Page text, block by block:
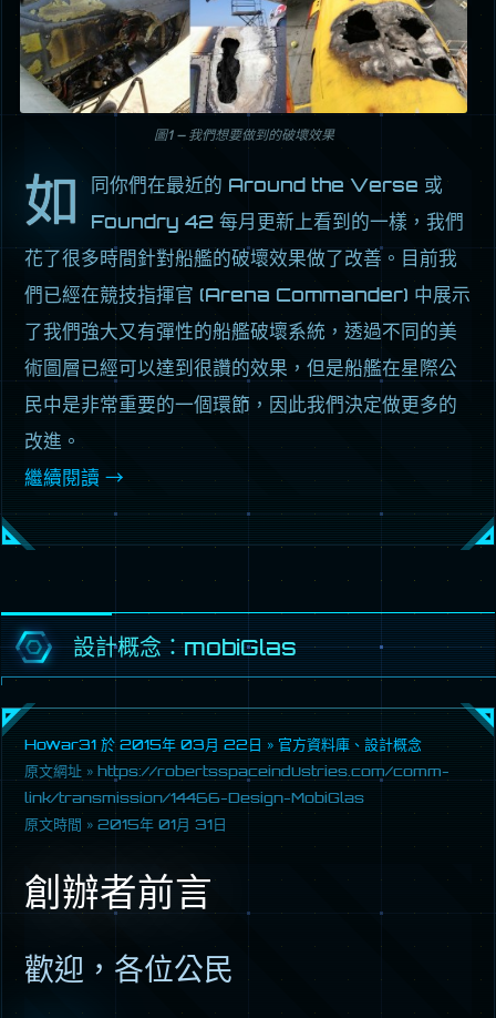
圖1 – 我們想要做到的破壞效果
如
同你們在最近的 Around the Verse 或
Foundry 42 每月更新上看到的一樣，我們
花了很多時間針對船艦的破壞效果做了改善。目前我
們已經在競技指揮官 (Arena Commander) 中展示
了我們強大又有彈性的船艦破壞系統，透過不同的美
術圖層已經可以達到很讚的效果，但是船艦在星際公
民中是非常重要的一個環節，因此我們決定做更多的
改進。
繼續閱讀 →
設計概念：mobiGlas
Howar31 於2015年 03月 22日 » 官方資料庫 、 設計概念
原文網址 » https://robertsspaceindustries.com/comm-
link/transmission/14466-Design-MobiGlas
原文時間 » 2015年 01月 31日
創辦者前言
歡迎，各位公民